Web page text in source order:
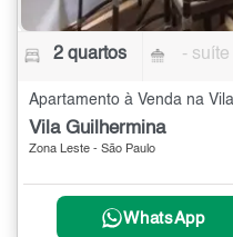
2 quartos - suíte
Vila Guilhermina
Zona Leste - São Paulo
WhatsApp